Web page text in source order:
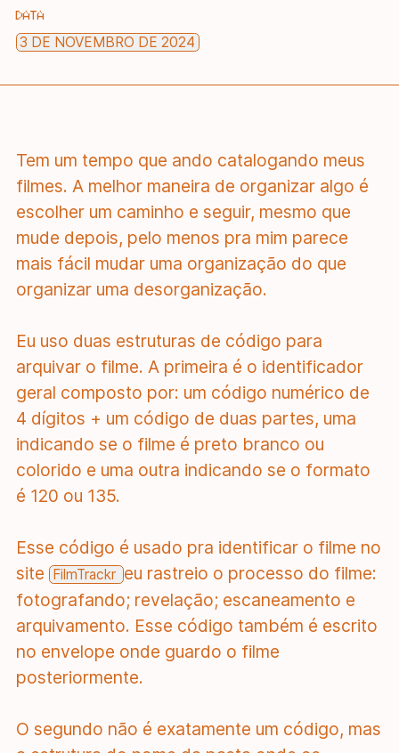
DATA
3 DE NOVEMBRO DE 2024
Tem um tempo que ando catalogando meus
filmes. A melhor maneira de organizar algo é
escolher um caminho e seguir, mesmo que
mude depois, pelo menos pra mim parece
mais fácil mudar uma organização do que
organizar uma desorganização.
Eu uso duas estruturas de código para
arquivar o filme. A primeira é o identificador
geral composto por: um código numérico de
4 dígitos + um código de duas partes, uma
indicando se o filme é preto branco ou
colorido e uma outra indicando se o formato
é 120 ou 135.
Esse código é usado pra identificar o filme no
site
FilmTrackr eu rastreio o processo do filme:
fotografando; revelação; escaneamento e
arquivamento. Esse código também é escrito
no envelope onde guardo o filme
posteriormente.
O segundo não é exatamente um código, mas